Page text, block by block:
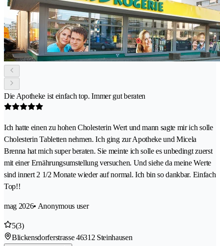
Die Apotheke ist einfach top. Immer gut beraten
Ich hatte einen zu hohen Cholesterin Wert und mann sagte mir ich solle
Cholesterin Tabletten nehmen. Ich ging zur Apotheke und Micela
Brenna hat mich super beraten. Sie meinte ich solle es unbedingt zuerst
mit einer Ernährungsumstellung versuchen. Und siehe da meine Werte
sind innert 2 1/2 Monate wieder auf normal. Ich bin so dankbar. Einfach
Top!!
mag 2026• Anonymous user
5(3)
Blickensdorferstrasse 46312 Steinhausen